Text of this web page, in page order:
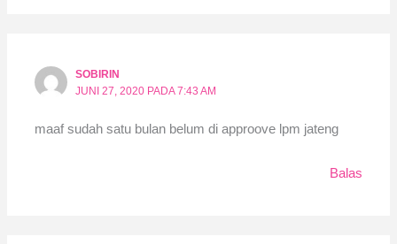
SOBIRIN
JUNI 27, 2020 PADA 7:43 AM
maaf sudah satu bulan belum di approove lpm jateng
Balas